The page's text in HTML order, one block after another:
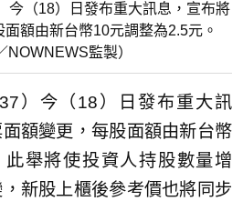
今（18）日發布重大訊息，宣布將
額由新台幣10元調整為2.5元。
NOWNEWS監製）
）今（18）日發布重大訊
額變更，每股面額由新台幣
舉將使投資人持股數量增
新股上櫃後參考價也將同步